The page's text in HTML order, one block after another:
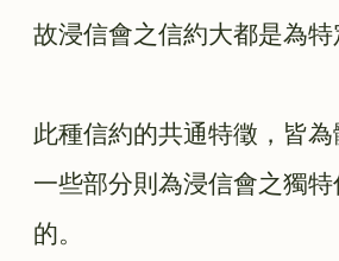
故浸信會之信約大都是為
此種信約的共通特徵，皆
一些部分則為浸信會之獨
的。